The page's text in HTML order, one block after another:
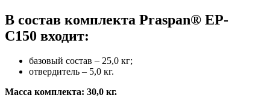
В состав комплекта Praspan® ЕP-
C150 входит:
базовый состав – 25,0 кг;
отвердитель – 5,0 кг.
Масса комплекта: 30,0 кг.